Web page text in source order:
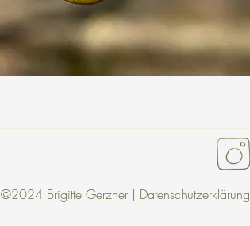
©2024 Brigitte Gerzner | Datenschutzerklärung